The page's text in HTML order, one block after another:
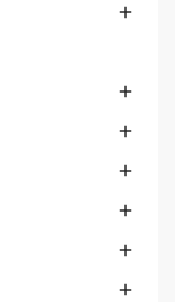






